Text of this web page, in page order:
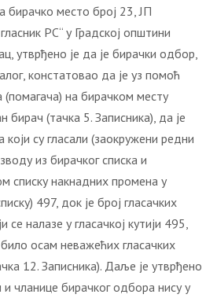
бирачко место број 23, ЈП
РС“ у Градској општини
утврђено је да је бирачки одбор,
констатовао да је уз помоћ
(помагача) на бирачком месту
бирач (тачка 5. Записника), да је
који су гласали (заокружени редни
из бирачког списка и
списку накнадних промена у
497, док је број гласачких
се налазе у гласачкој кутији 495,
осам неважећих гласачких
12. Записника). Даље је утврђено
чланице бирачког одбора нису у